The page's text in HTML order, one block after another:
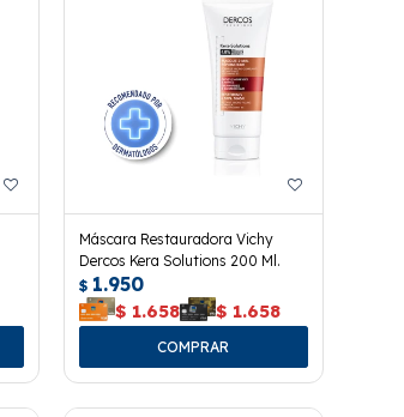
Máscara Restauradora Vichy
Dercos Kera Solutions 200 Ml.
$ 1.950
$ 1.658 $ 1.658